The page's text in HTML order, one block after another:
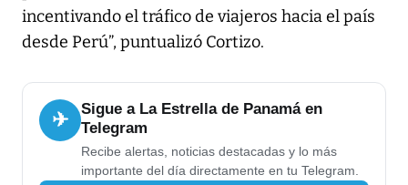
incentivando el tráfico de viajeros hacia el país
desde Perú”, puntualizó Cortizo.
✈
Sigue a La Estrella de Panamá en
Telegram
Recibe alertas, noticias destacadas y lo más
importante del día directamente en tu Telegram.